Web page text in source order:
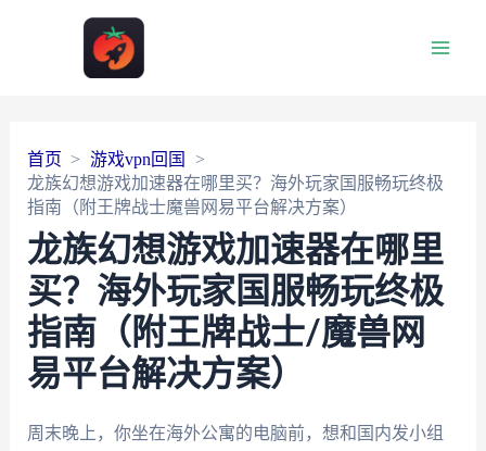
首页
游戏vpn回国
龙族幻想游戏加速器在哪里买？海外玩家国服畅玩终极
指南（附王牌战士魔兽网易平台解决方案）
龙族幻想游戏加速器在哪里
买？海外玩家国服畅玩终极
指南（附王牌战士/魔兽网
易平台解决方案）
周末晚上，你坐在海外公寓的电脑前，想和国内发小组